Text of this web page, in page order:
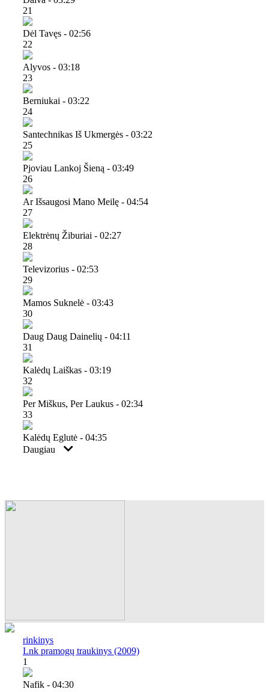
21
Dėl Tavęs - 02:56
22
Alyvos - 03:18
23
Berniukai - 03:22
24
Santechnikas Iš Ukmergės - 03:22
25
Pjoviau Lankoj Šieną - 03:49
26
Ar Išsaugosi Mano Meilę - 04:54
27
Elektrėnų Žiburiai - 02:27
28
Televizorius - 02:53
29
Mamos Suknelė - 03:43
30
Daug Daug Dainelių - 04:11
31
Kalėdų Laiškas - 03:19
32
Per Miškus, Per Laukus - 02:34
33
Kalėdų Eglutė - 04:35
Daugiau
rinkinys
Lnk pramogų traukinys (2009)
1
Nafik - 04:30